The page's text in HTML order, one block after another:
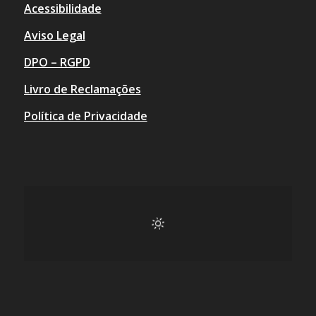
Acessibilidade
Aviso Legal
DPO – RGPD
Livro de Reclamações
Política de Privacidade